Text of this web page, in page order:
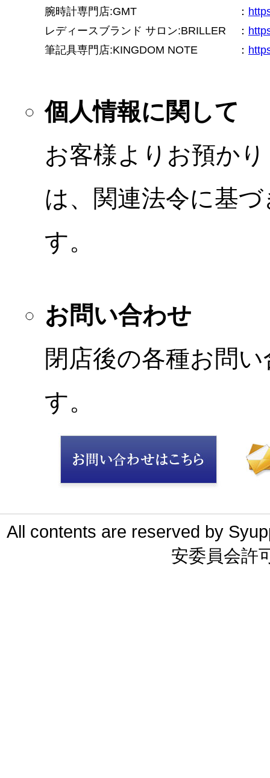
腕時計専門店:GMT
：
レディースブランド サロン:BRILLER
：
筆記具専門店:KINGDOM NOTE
：
個人情報に関して
お客様よりお預か
は、関連法令に基
す。
お問い合わせ
閉店後の各種お問
す。
All contents are reserved by
安委員会許